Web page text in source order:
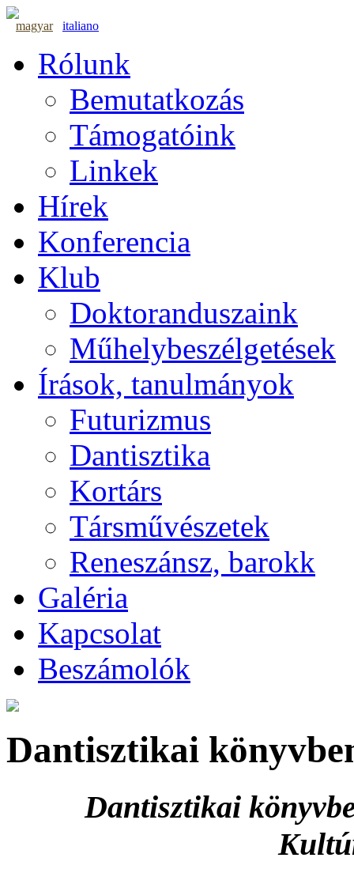
magyar italiano
Rólunk
Bemutatkozás
Támogatóink
Linkek
Hírek
Konferencia
Klub
Doktoranduszaink
Műhelybeszélgetések
Írások, tanulmányok
Futurizmus
Dantisztika
Kortárs
Társművészetek
Reneszánsz, barokk
Galéria
Kapcsolat
Beszámolók
Dantisztikai
Dantisztikai